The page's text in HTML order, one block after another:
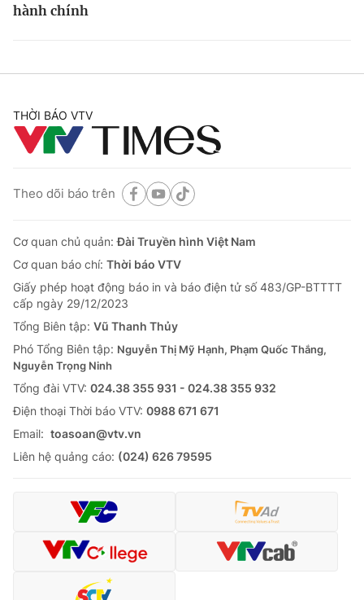
hành chính
THỜI BÁO VTV
Theo dõi báo trên
Cơ quan chủ quản:Đài Truyền hình Việt Nam
Cơ quan báo chí: Thời báo VTV
Giấy phép hoạt động báo in và báo điện tử số 483/GP-BTTTT
cấp ngày 29/12/2023
Tổng Biên tập: Vũ Thanh Thủy
Phó Tổng Biên tập: Nguyễn Thị Mỹ Hạnh, Phạm Quốc Thắng,
Nguyễn Trọng Ninh
Tổng đài VTV: 024.38 355 931 - 024.38 355 932
Ðiện thoại Thời báo VTV: 0988 671 671
Email: toasoan@vtv.vn
Liên hệ quảng cáo: (024) 626 79595